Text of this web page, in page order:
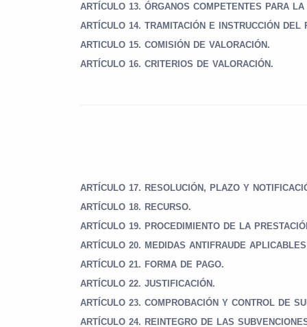
ARTÍCULO 13. ÓRGANOS COMPETENTES PARA
ARTÍCULO 14. TRAMITACIÓN E INSTRUCCIÓN DEL
ARTICULO 15. COMISIÓN DE VALORACIÓN.
ARTÍCULO 16. CRITERIOS DE VALORACIÓN.
ARTÍCULO 17. RESOLUCIÓN, PLAZO Y
ARTÍCULO 18. RECURSO.
ARTÍCULO 19. PROCEDIMIENTO DE LA
ARTÍCULO 20. MEDIDAS ANTIFRAUDE
ARTÍCULO 21. FORMA DE PAGO.
ARTÍCULO 22. JUSTIFICACIÓN.
ARTÍCULO 23. COMPROBACIÓN Y CONTROL DE
ARTÍCULO 24. REINTEGRO DE LAS